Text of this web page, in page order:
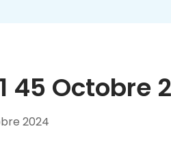
45 Octobre
2024